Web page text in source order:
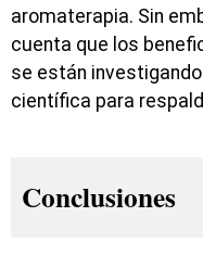
aromaterapia. Sin
cuenta que los
se están
científica para
Conclusiones